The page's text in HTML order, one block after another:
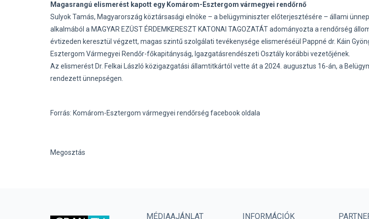
Magasrangú elismerést kapott egy Komárom-Esztergom vármegyei rendőrnő
Sulyok Tamás, Magyarország köztársasági elnöke – a belügyminiszter előterjesztésére – állami
alkalmából a MAGYAR EZÜST ÉRDEMKERESZT KATONAI TAGOZATÁT adományozta a rendőrség
évtizeden keresztül végzett, magas szintű szolgálati tevékenysége elismeréséül Pappné dr. Káin
Esztergom Vármegyei Rendőr-főkapitányság, Igazgatásrendészeti Osztály korábbi vezetőjének.
Az elismerést Dr. Felkai László közigazgatási államtitkártól vette át a 2024. augusztus 16-án, a
rendezett ünnepségen.
Forrás: Komárom-Esztergom vármegyei rendőrség facebook oldala
Megosztás
MÉDIAAJÁNLAT INFORMÁCIÓK